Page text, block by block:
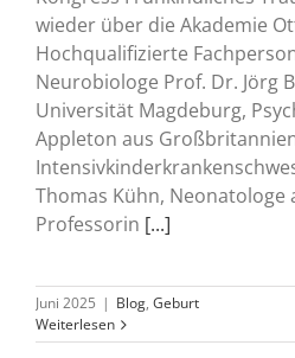
wieder über die Akademie
Hochqualifizierte
Neurobiologe Prof. Dr. Jörg
Universität Magdeburg,
Appleton aus
Thomas Kühn, Neonatologe
Professorin [...]
Juni 2025 | Blog, Geburt
Weiterlesen